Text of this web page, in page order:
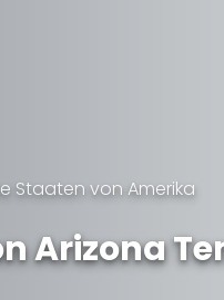
Staaten von Amerika
Arizona